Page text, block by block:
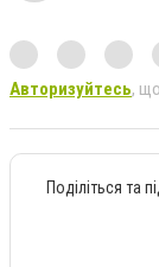
Авторизуйтесь,
Поділіться та